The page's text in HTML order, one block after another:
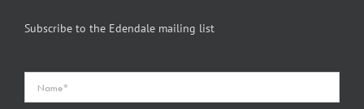
Subscribe to the Edendale mailing list